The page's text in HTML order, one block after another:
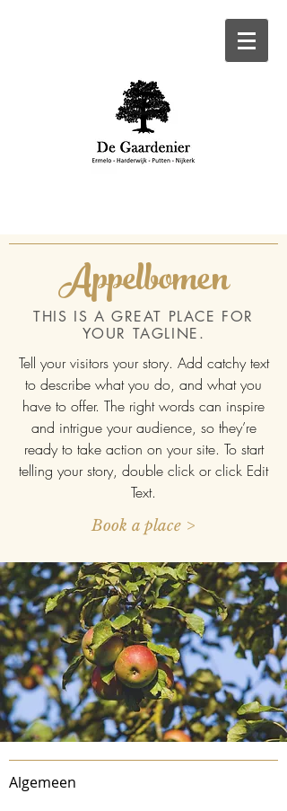
Book a place >
Tell your visitors your story. Add catchy text
to describe what you do, and what you
have to offer. The right words can inspire
and intrigue your audience, so they’re
ready to take action on your site. To start
telling your story, double click or click Edit
Text.
THIS IS A GREAT PLACE FOR
YOUR TAGLINE.
Appelbomen
Algemeen